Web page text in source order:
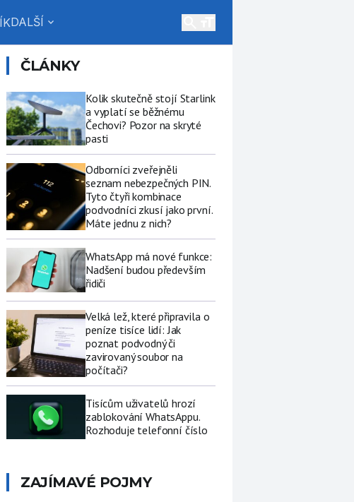
DALŠÍ expand_more
ČLÁNKY
Kolik skutečně stojí Starlink
a vyplatí se běžnému
Čechovi? Pozor na skryté
pasti
Odborníci zveřejněli
seznam nebezpečných PIN.
Tyto čtyři kombinace
podvodníci zkusí jako první.
Máte jednu z nich?
WhatsApp má nové funkce:
Nadšení budou především
řidiči
Velká lež, které připravila o
peníze tisíce lidí: Jak
poznat podvodný či
zavirovaný soubor na
počítači?
Tisícům uživatelů hrozí
zablokování WhatsAppu.
Rozhoduje telefonní číslo
ZAJÍMAVÉ POJMY